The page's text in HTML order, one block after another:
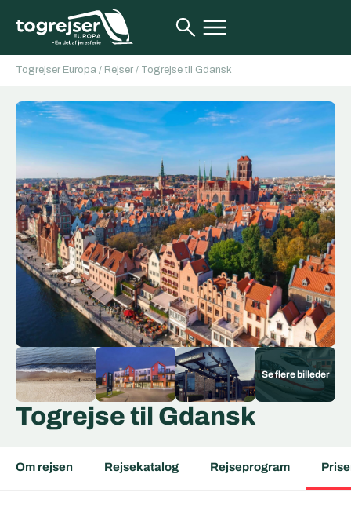
Togrejser Europa / Rejser / Togrejse til Gdansk
Togrejse til Gdansk
Om rejsen Rejsekatalog Rejseprogram